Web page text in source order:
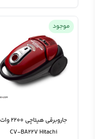
موجود
جاروبرقی هیتاچی 2200 وات
CV-BA22V Hitachi